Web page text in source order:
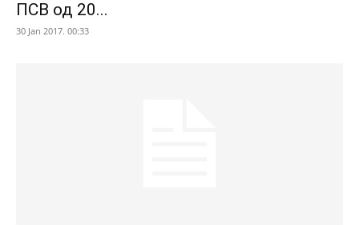
ПСВ од 20...
30 Jan 2017. 00:33